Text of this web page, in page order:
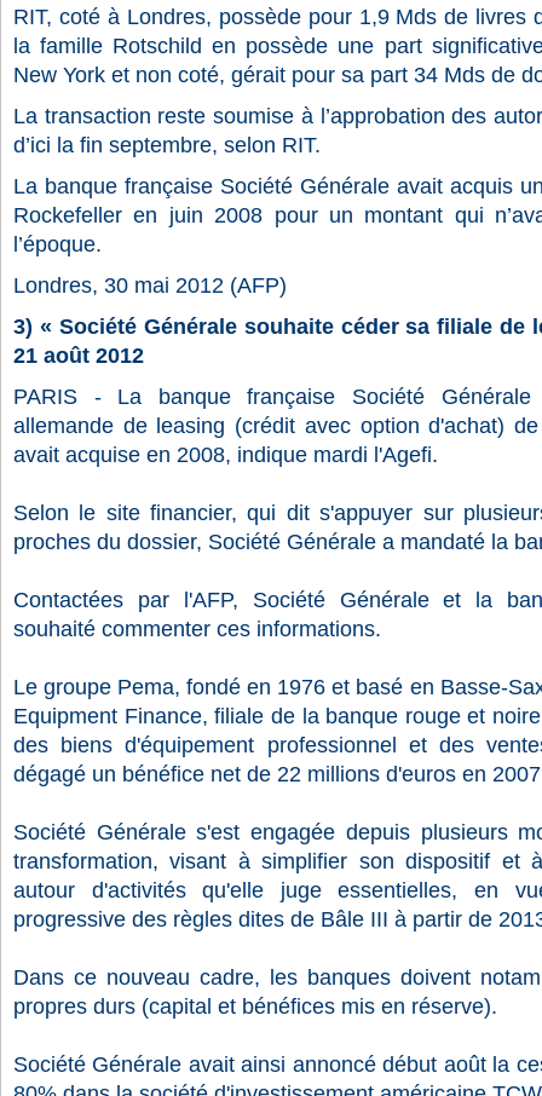
RIT, coté à Londres, possède pour 1,9 Mds de livres
la famille Rotschild en possède une part
New York et non coté, gérait pour sa part 34 Mds de
La transaction reste soumise à l’approbation des
d’ici la fin septembre, selon RIT.
La banque française Société Générale avait acquis
Rockefeller en juin 2008 pour un montant qui
l’époque.
Londres, 30 mai 2012 (AFP)
3) « Société Générale souhaite céder sa filiale de
21 août 2012
PARIS - La banque française Société
allemande de leasing (crédit avec option d'achat)
avait acquise en 2008, indique mardi l'Agefi.
Selon le site financier, qui dit s'appuyer sur
proches du dossier, Société Générale a mandaté la
Contactées par l'AFP, Société Générale et la
souhaité commenter ces informations.
Le groupe Pema, fondé en 1976 et basé en Basse-
Equipment Finance, filiale de la banque rouge et
des biens d'équipement professionnel et des
dégagé un bénéfice net de 22 millions d'euros en
Société Générale s'est engagée depuis plusieurs
transformation, visant à simplifier son dispositif et
autour d'activités qu'elle juge essentielles, en
progressive des règles dites de Bâle III à partir de
Dans ce nouveau cadre, les banques doivent
propres durs (capital et bénéfices mis en réserve).
Société Générale avait ainsi annoncé début août la